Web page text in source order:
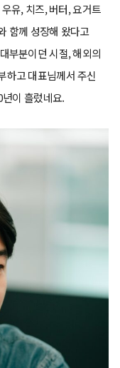
유, 치즈, 버터, 요거트
함께 성장해 왔다고
부분이던 시절, 해외의
하고 대표님께서 주신
이 흘렀네요.